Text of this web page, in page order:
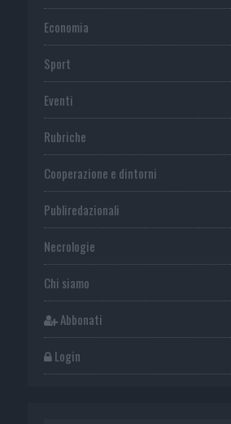
Economia
Sport
Eventi
Rubriche
Cooperazione e dintorni
Publiredazionali
Necrologie
Chi siamo
Abbonati
Login